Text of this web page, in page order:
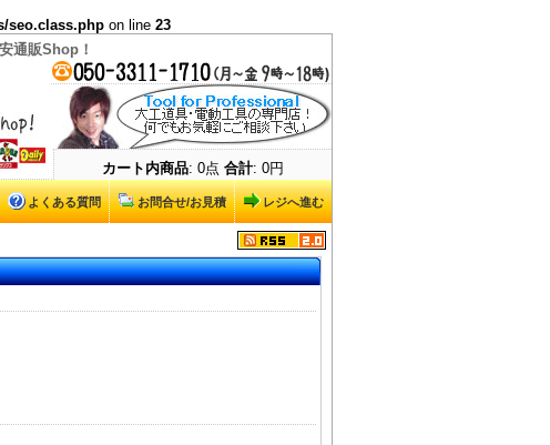
seo.class.phpon line 23
通販Shop！
カート内商品: 0点 合計: 0円
レジへ進む
お問合せ/お見積
よくある質問